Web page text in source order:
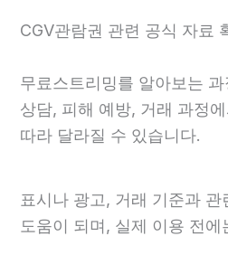
CGV관람권 관련 공식 자료
무료스트리밍를 알아보는
상담, 피해 예방, 거래 과정
따라 달라질 수 있습니다.
표시나 광고, 거래 기준과 관
도움이 되며, 실제 이용 전